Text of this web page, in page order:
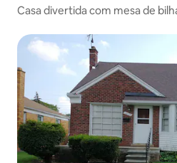
Casa divertida com mesa de